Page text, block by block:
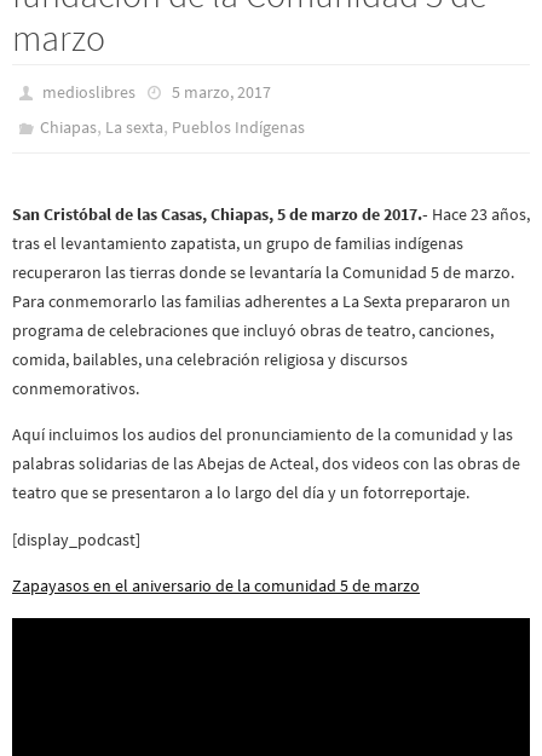
marzo
medioslibres
5 marzo, 2017
Chiapas, La sexta, Pueblos Indí­genas
San Cristóbal de las Casas, Chiapas, 5 de marzo de 2017.- Hace 23 años,
tras el levantamiento zapatista, un grupo de familias indígenas
recuperaron las tierras donde se levantaría la Comunidad 5 de marzo.
Para conmemorarlo las familias adherentes a La Sexta prepararon un
programa de celebraciones que incluyó obras de teatro, canciones,
comida, bailables, una celebración religiosa y discursos
conmemorativos.
Aquí incluimos los audios del pronunciamiento de la comunidad y las
palabras solidarias de las Abejas de Acteal, dos videos con las obras de
teatro que se presentaron a lo largo del día y un fotorreportaje.
[display_podcast]
Zapayasos en el aniversario de la comunidad 5 de marzo